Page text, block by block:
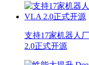
支持17家机器人
2.0正式开源